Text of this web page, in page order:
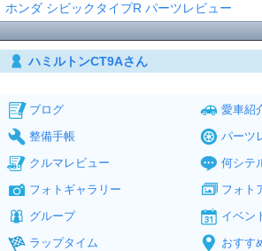
ホンダ シビックタイプR パーツレビュー
ハミルトンCT9Aさん
ブログ
愛車紹
整備手帳
パーツ
クルマレビュー
何シテ
フォトギャラリー
フォト
グループ
イベン
ラップタイム
おすす